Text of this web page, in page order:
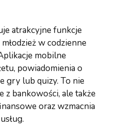
atrakcyjne funkcje
w codzienne
mobilne
powiadomienia o
gry lub quizy. To nie
z bankowości, ale także
oraz wzmacnia